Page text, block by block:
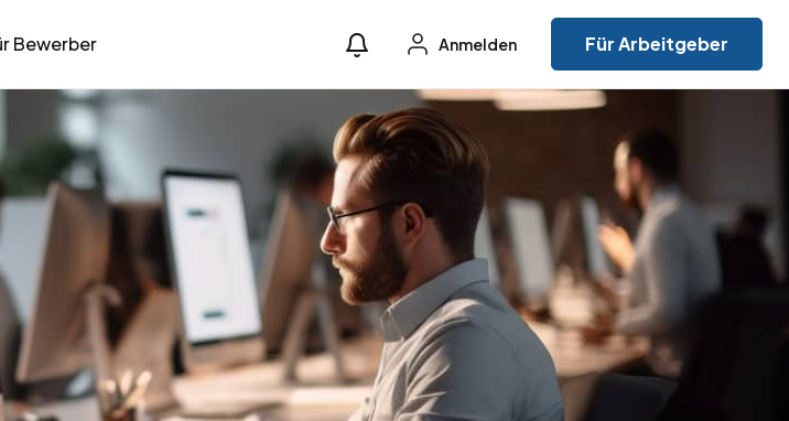
Bewerber Anmelden Für Arbeitgeber